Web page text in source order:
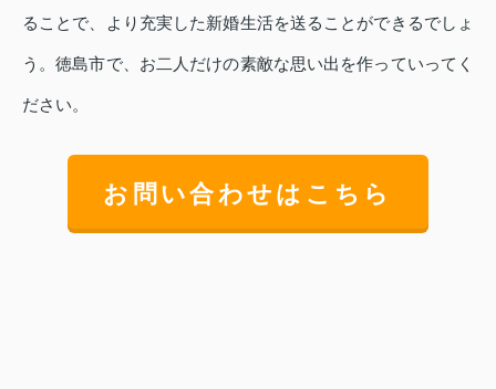
ることで、より充実した新婚生活を送ることができるでしょ
う。徳島市で、お二人だけの素敵な思い出を作っていってく
ださい。
お問い合わせはこちら